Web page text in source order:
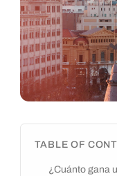
TABLE OF
¿Cuánto gana